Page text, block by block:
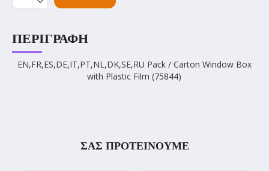
ΠΕΡΙΓΡΑΦΉ
EN,FR,ES,DE,IT,PT,NL,DK,SE,RU Pack / Carton Window Box
with Plastic Film (75844)
ΣΑΣ ΠΡΟΤΕΙΝΟΥΜΕ